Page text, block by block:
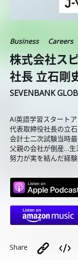
Business Careers
株式会社ス
社長 立石剛
SEVENBANK
AI英語学習スタート
代表取締役社長の立石
会計士二次試験当時最
父親の会社が倒産…生
努力が実を結んだ経
Share